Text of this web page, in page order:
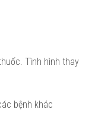
Tình hình thay
bệnh khác